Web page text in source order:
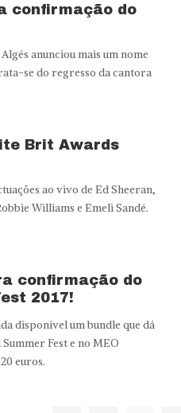
confirmação do
anunciou mais um nome
se do regresso da cantora
Brit Awards
ao vivo de Ed Sheeran,
Williams e Emeli Sandé.
confirmação do
2017!
disponível um bundle que dá
Fest e no MEO
euros.